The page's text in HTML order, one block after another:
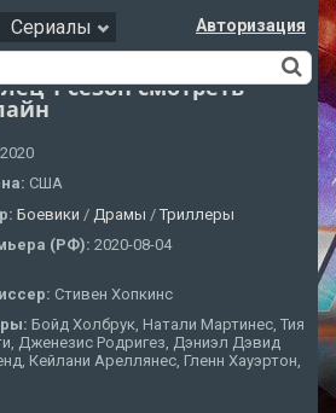
Сериалы Авторизация
1 сезон смотреть
2020
США
Боевики / Драмы / Триллеры
(РФ): 2020-08-04
Стивен Хопкинс
Бойд Холбрук, Натали Мартинес, Тия
Дженезис Родригез, Дэниэл Дэвид
Кейлани Ареллянес, Гленн Хауэртон,